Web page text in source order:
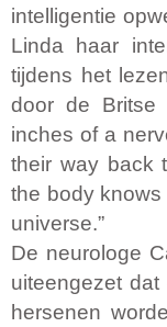
intelligentie
Linda haar
tijdens het
door de Britse
inches of a
their way back
the body
universe.”
De neurologe
uiteengezet
hersenen